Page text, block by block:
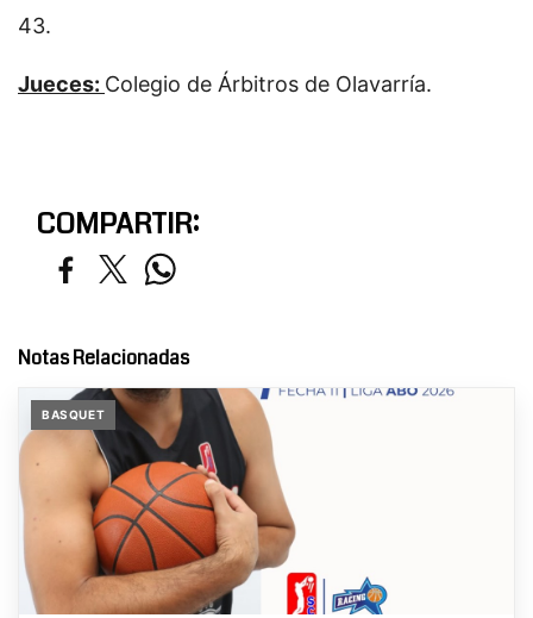
43.
Jueces: Colegio de Árbitros de Olavarría.
COMPARTIR:
Notas Relacionadas
BASQUET